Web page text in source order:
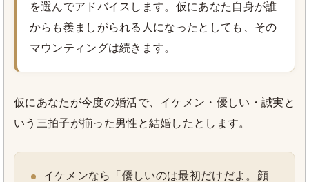
を選んでアドバイスします。仮にあなた自身が誰
からも羨ましがられる人になったとしても、その
マウンティングは続きます。
仮にあなたが今度の婚活で、イケメン・優しい・誠実と
いう三拍子が揃った男性と結婚したとします。
イケメンなら「優しいのは最初だけだよ。顔